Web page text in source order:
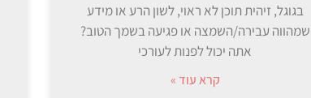
בגוגל, זיהית תוכן לא ראוי, לשון הרע או מידע
שמהווה עבירה/השמצה או פגיעה בשמך הטוב?
אתה יכול לפנות לעורכי
קרא עוד »